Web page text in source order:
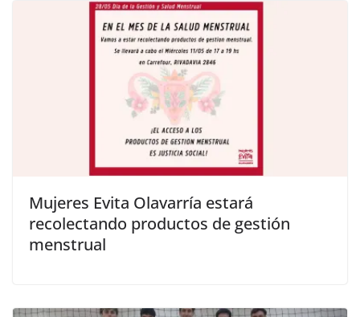
Mujeres Evita Olavarría estará
recolectando productos de gestión
menstrual